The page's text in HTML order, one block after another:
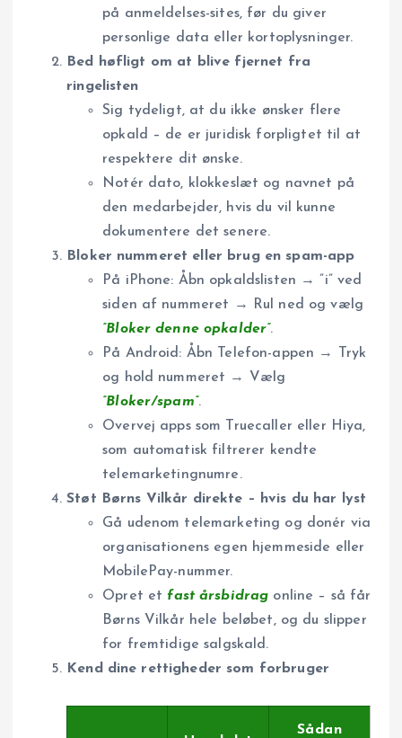
på anmeldelses-sites, før du giver
personlige data eller kortoplysninger.
Bed høfligt om at blive fjernet fra
ringelisten
Sig tydeligt, at du ikke ønsker flere
opkald – de er juridisk forpligtet til at
respektere dit ønske.
Notér dato, klokkeslæt og navnet på
den medarbejder, hvis du vil kunne
dokumentere det senere.
Bloker nummeret eller brug en spam-app
På iPhone: Åbn opkaldslisten → ”i” ved
siden af nummeret → Rul ned og vælg
”Bloker denne opkalder”.
På Android: Åbn Telefon-appen → Tryk
og hold nummeret → Vælg
”Bloker/spam”.
Overvej apps som Truecaller eller Hiya,
som automatisk filtrerer kendte
telemarketingnumre.
Støt Børns Vilkår direkte – hvis du har lyst
Gå udenom telemarketing og donér via
organisationens egen hjemmeside eller
MobilePay-nummer.
Opret etfast årsbidrag online – så får
Børns Vilkår hele beløbet, og du slipper
for fremtidige salgskald.
Kend dine rettigheder som forbruger
Sådan